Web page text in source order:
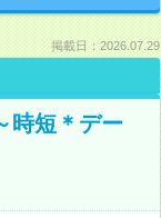
掲載日：2026.07.29
時短＊デー